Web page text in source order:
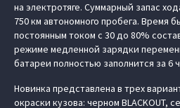
на электротяге. Суммарный запас
750 км автономного пробега. Время
постоянным током с 30 до 80%
режиме медленной зарядки
батареи полностью заполнится за 6
Новинка представлена в трех
окраски кузова: черном BLACKOUT,